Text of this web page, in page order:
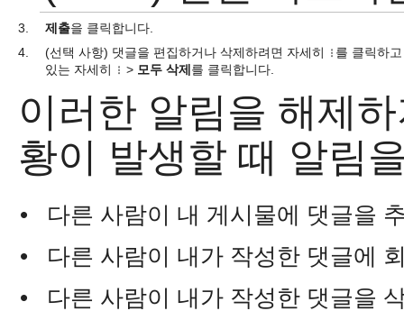
3. 제출을 클릭합니다.
4.
(선택 사항) 댓글을 편집하거나 삭제하려면 자세히
를 클릭하
있는 자세히
> 모두 삭제 를 클릭합니다.
이러한 알림을 해제
황이 발생할 때 알림
•
다른 사람이 내 게시물에 댓글을
•
다른 사람이 내가 작성한 댓글에
•
다른 사람이 내가 작성한 댓글을